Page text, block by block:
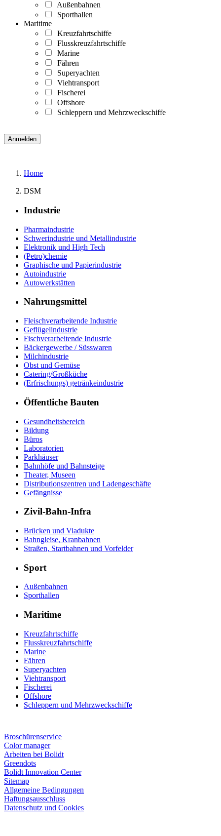
Außenbahnen
Sporthallen
Maritime
Kreuzfahrtschiffe
Flusskreuzfahrtschiffe
Marine
Fähren
Superyachten
Viehtransport
Fischerei
Offshore
Schleppern und Mehrzweckschiffe
Home
DSM
Industrie
Pharmaindustrie
Schwerindustrie und Metallindustrie
Elektronik und High Tech
(Petro)chemie
Graphische und Papierindustrie
Autoindustrie
Autowerkstätten
Nahrungsmittel
Fleischverarbeitende Industrie
Geflügelindustrie
Fischverarbeitende Industrie
Bäckergewerbe / Süsswaren
Milchindustrie
Obst und Gemüse
Catering/Großküche
(Erfrischungs) getränkeindustrie
Öffentliche Bauten
Gesundheitsbereich
Bildung
Büros
Laboratorien
Parkhäuser
Bahnhöfe und Bahnsteige
Theater, Museen
Distributionszentren und Ladengeschäfte
Gefängnisse
Zivil-Bahn-Infra
Brücken und Viadukte
Bahngleise, Kranbahnen
Straßen, Startbahnen und Vorfelder
Sport
Außenbahnen
Sporthallen
Maritime
Kreuzfahrtschiffe
Flusskreuzfahrtschiffe
Marine
Fähren
Superyachten
Viehtransport
Fischerei
Offshore
Schleppern und Mehrzweckschiffe
Broschürenservice
Color manager
Arbeiten bei Bolidt
Greendots
Bolidt Innovation Center
Sitemap
Allgemeine Bedingungen
Haftungsausschluss
Datenschutz und Cookies